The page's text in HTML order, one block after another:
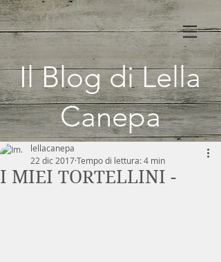
Il Blog di Lella
Canepa
I MIEI TORTELLINI -
lellacanepa
22 dic 2017Tempo di lettura: 4 min